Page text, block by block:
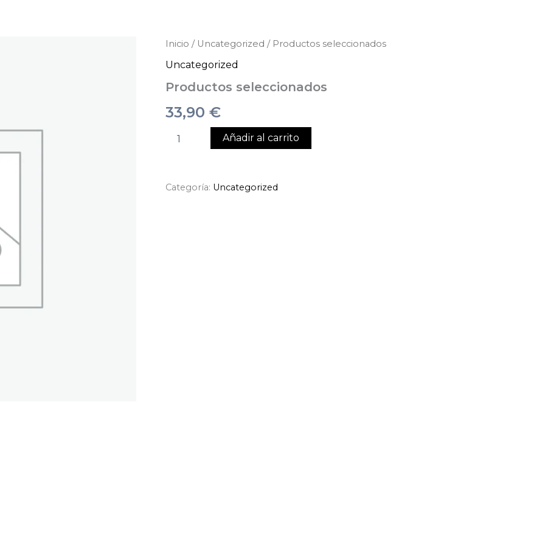
Inicio / Uncategorized / Productos seleccionados
Uncategorized
Productos seleccionados
33,90 €
Productos
cantidad
Añadir al carrito
Categoría: Uncategorized